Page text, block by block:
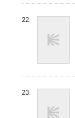
22.
23.